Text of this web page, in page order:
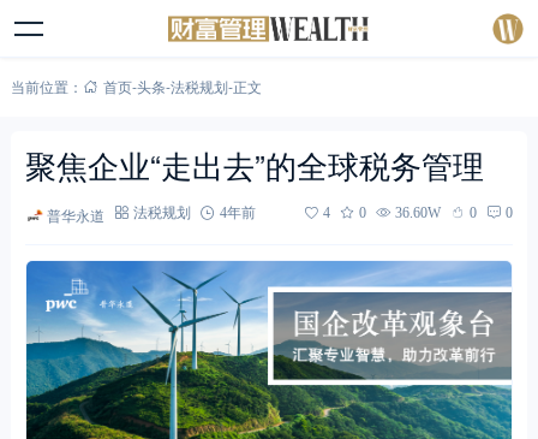
当前位置： 首页-头条-法税规划-正文
聚焦企业“走出去”的全球税务管理
普华永道 法税规划 4年前 4 0 36.60W 0 0